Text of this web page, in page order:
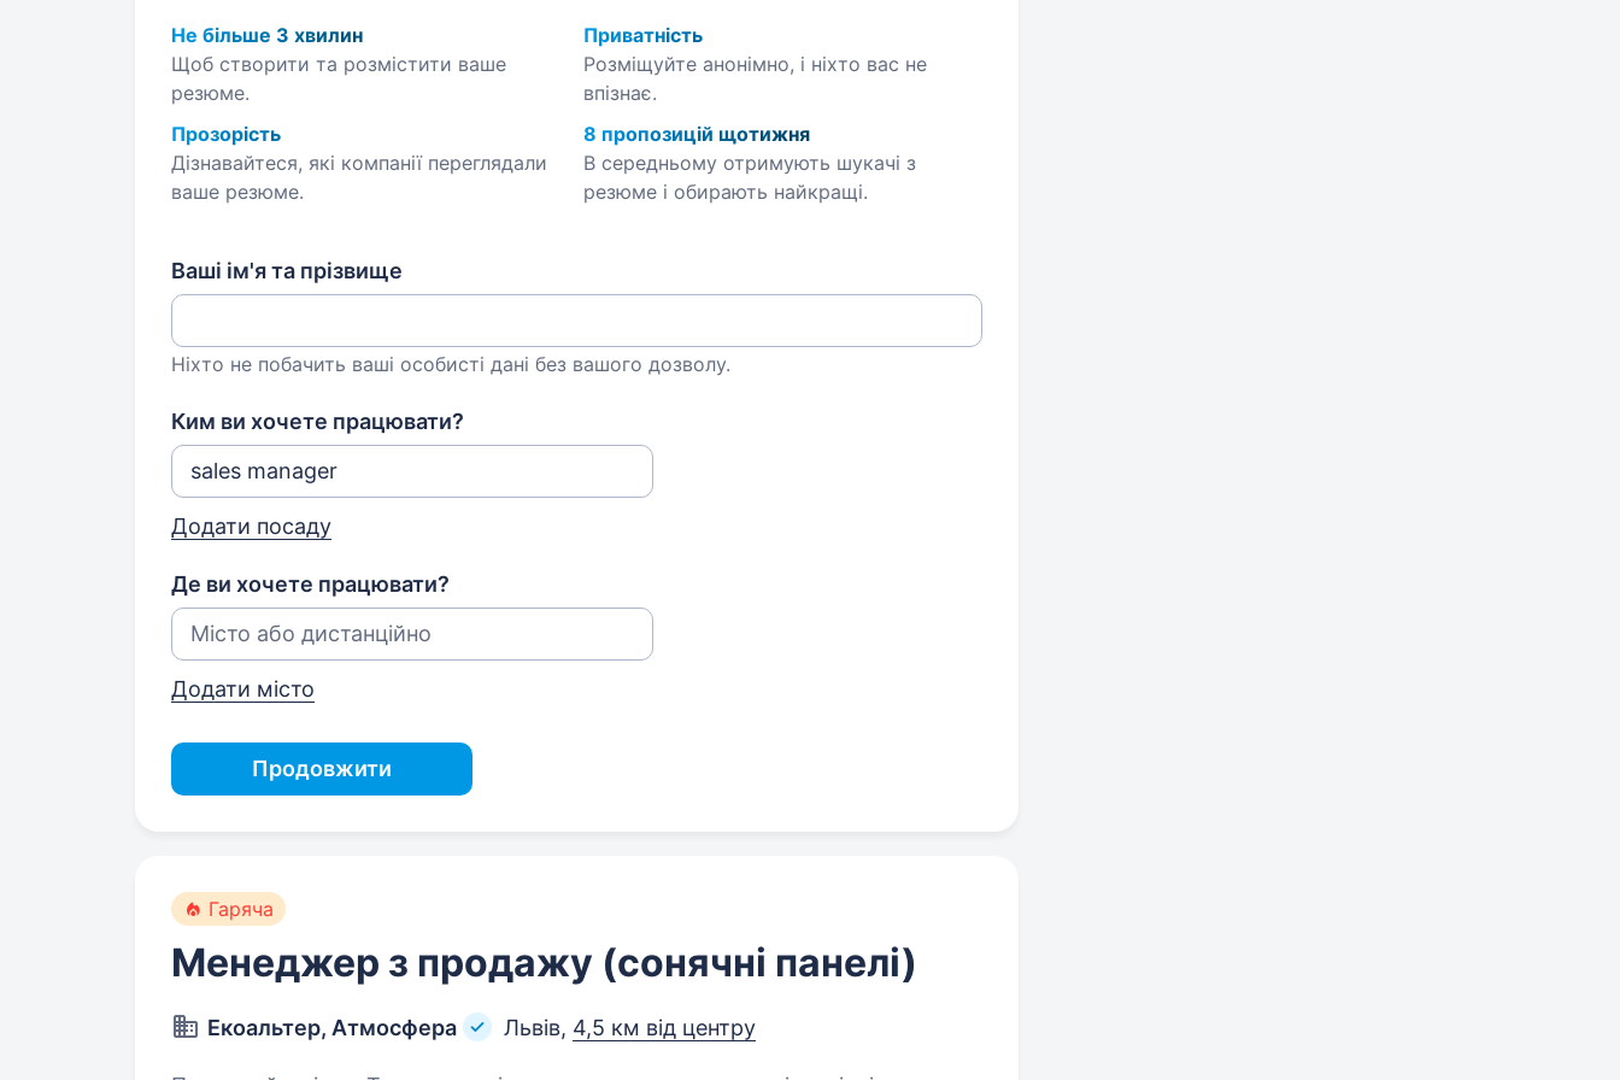
Не більше 3 хвилин
Щоб створити та розмістити ваше
резюме.
Приватність
Розміщуйте анонімно, і ніхто вас не
впізнає.
Прозорість
Дізнавайтеся, які компанії переглядали
ваше резюме.
8 пропозицій щотижня
В середньому отримують шукачі з
резюме і обирають найкращі.
Ваші ім'я та прізвище
Ніхто не побачить ваші особисті дані без вашого дозволу.
Ким ви хочете працювати?
Додати посаду
Де ви хочете працювати?
Додати місто
Продовжити
Гаряча
Менеджер з продажу (сонячні панелі)
Екоальтер, Атмосфера Львів, 4,5 км від центру